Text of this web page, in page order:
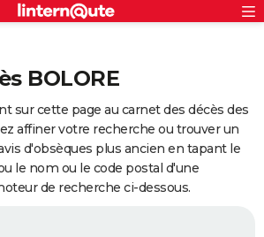
BOLORE
sur cette page au carnet des décès des
affiner votre recherche ou trouver un
d'obsèques plus ancien en tapant le
le nom ou le code postal d'une
de recherche ci-dessous.